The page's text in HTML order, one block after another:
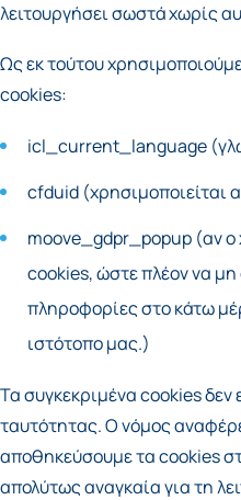
λειτουργήσει σωστά χωρίς
Ως εκ τούτου
cookies:
icl_current_language
cfduid (χρησιμοποιείται
moove_gdpr_popup (αν ο
cookies, ώστε πλέον να μη
πληροφορίες στο κάτω
ιστότοπο μας.)
Τα συγκεκριμένα cookies δεν
ταυτότητας. Ο νόμος
αποθηκεύσουμε τα cookies
απολύτως αναγκαία για τη